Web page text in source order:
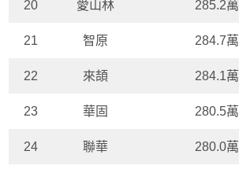
20 愛山林 285.2萬
21 智原 284.7萬
22 來頡 284.1萬
23 華固 280.5萬
24 聯華 280.0萬